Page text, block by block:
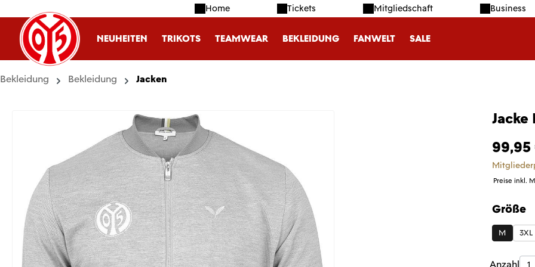
Hauptinhalt springen
Zur Suche springen
Zur Hauptnavigation springen Home Tickets Mitgliedschaft Business
NEUHEITEN TRIKOTS TEAMWEAR BEKLEIDUNG FANWELT SALE
Bekleidung Bekleidung Jacken
99,95
Preise inkl.
Größe
M 3XL
Anzahl